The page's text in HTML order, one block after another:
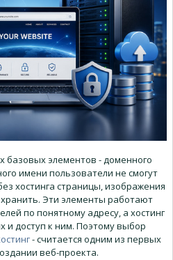
базовых элементов - доменного
имени пользователи не смогут
хостинга страницы, изображения
Эти элементы работают
по понятному адресу, а хостинг
и доступ к ним. Поэтому выбор
- считается одним из первых
веб-проекта.